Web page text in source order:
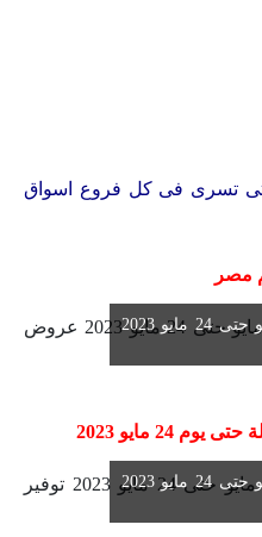
تسرى فى كل فروع اسواق
مصر
عروض العثيم مصر اليوم 18 مايو حتى 24 مايو 2023
24 مايو 2023
عروض العثيم مصر اليوم 14 مايو حتى 24 مايو 2023